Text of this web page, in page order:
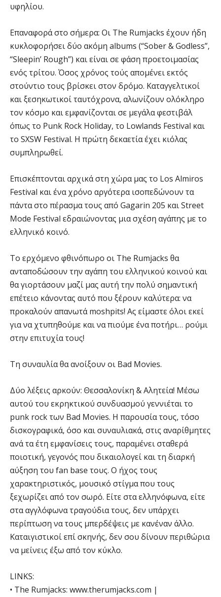
υφηλίου.
Επαναφορά στο σήμερα: Οι The Rumjacks έχουν ήδη
κυκλοφορήσει δύο ακόμη albums (“Sober & Godless”,
“Sleepin’ Rough”) και είναι σε φάση προετοιμασίας
ενός τρίτου. Όσος χρόνος τούς απομένει εκτός
στούντιο τους βρίσκει στον δρόμο. Καταγγελτικοί
και ξεσηκωτικοί ταυτόχρονα, αλωνίζουν ολόκληρο
τον κόσμο και εμφανίζονται σε μεγάλα φεστιβάλ
όπως το Punk Rock Holiday, το Lowlands Festival και
το SXSW Festival. Η πρώτη δεκαετία έχει κιόλας
συμπληρωθεί.
Επισκέπτονται αρχικά στη χώρα μας το Los Almiros
Festival και ένα χρόνο αργότερα ισοπεδώνουν τα
πάντα στο πέρασμα τους από Gagarin 205 και Street
Mode Festival εδραιώνοντας μια σχέση αγάπης με το
ελληνικό κοινό.
Το ερχόμενο φθινόπωρο οι The Rumjacks θα
ανταποδώσουν την αγάπη του ελληνικού κοινού και
θα γιορτάσουν μαζί μας αυτή την πολύ σημαντική
επέτειο κάνοντας αυτό που ξέρουν καλύτερα: να
προκαλούν απανωτά moshpits! Ας είμαστε όλοι εκεί
για να χτυπηθούμε και να πιούμε ένα ποτήρι… ρούμι
στην επιτυχία τους!
Τη συναυλία θα ανοίξουν οι Bad Movies.
Δύο λέξεις αρκούν: Θεσσαλονίκη & Αλητεία! Μέσω
αυτού του εκρηκτικού συνδυασμού γεννιέται το
punk rock των Bad Movies. Η παρουσία τους, τόσο
δισκογραφικά, όσο και συναυλιακά, στις αναρίθμητες
ανά τα έτη εμφανίσεις τους, παραμένει σταθερά
ποιοτική, γεγονός που δικαιολογεί και τη διαρκή
αύξηση του fan base τους. Ο ήχος τους
χαρακτηριστικός, μουσικό στίγμα που τους
ξεχωρίζει από τον σωρό. Είτε στα ελληνόφωνα, είτε
στα αγγλόφωνα τραγούδια τους, δεν υπάρχει
περίπτωση να τους μπερδέψεις με κανέναν άλλο.
Καταιγιστικοί επί σκηνής, δεν σου δίνουν περιθώρια
να μείνεις έξω από τον κύκλο.
LINKS:
• The Rumjacks: www.therumjacks.com |